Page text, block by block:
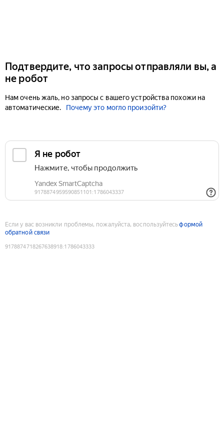
Подтвердите, что запросы отправляли вы, а
не робот
Нам очень жаль, но запросы с вашего устройства похожи на
автоматические.
Почему это могло произойти?
Если у вас возникли проблемы, пожалуйста, воспользуйтесьформой
обратной связи
9178874718267638918:1786043333